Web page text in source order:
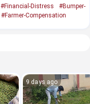
#Financial-Distress
#Bumper-
#Farmer-Compensation
9 days ago